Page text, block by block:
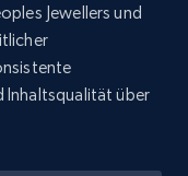
Jewellers und
Inhaltsqualität über